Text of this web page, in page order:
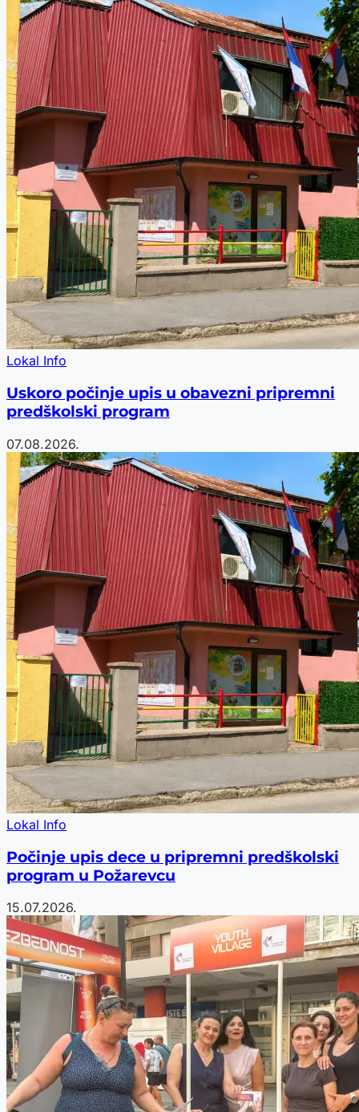
Lokal Info
Uskoro počinje upis u obavezni pripremni
predškolski program
07.08.2026.
Lokal Info
Počinje upis dece u pripremni predškolski
program u Požarevcu
15.07.2026.